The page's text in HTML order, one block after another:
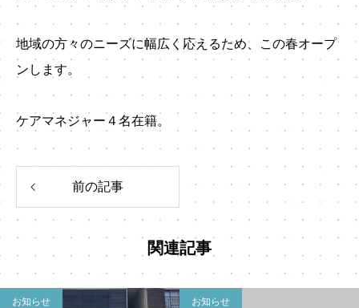
地域の方々のニーズに幅広く応えるため、この春オープ
ンします。
ケアマネジャー４名在籍。
前の記事
関連記事
お知らせ お知らせ